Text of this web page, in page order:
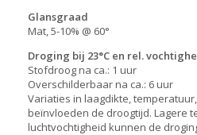
Glansgraad
Mat, 5-10% @ 60°
Droging bij 23°C en rel.
Stofdroog na ca.: 1 uur
Overschilderbaar na ca.: 6 uur
Variaties in laagdikte,
beïnvloeden de droogtijd. Lagere
luchtvochtigheid kunnen de